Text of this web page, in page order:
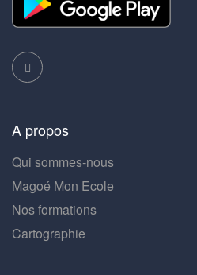
A propos
Qui sommes-nous
Magoé Mon Ecole
Nos formations
Cartographie